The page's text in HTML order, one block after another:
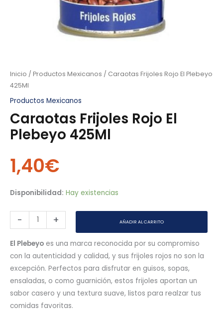
Inicio / Productos Mexicanos / Caraotas Frijoles Rojo El Plebeyo
425Ml
Productos Mexicanos
Caraotas Frijoles Rojo El
Plebeyo 425Ml
1,40€
Disponibilidad: Hay existencias
- + AÑADIR AL CARRITO
El Plebeyo es una marca reconocida por su compromiso
con la autenticidad y calidad, y sus frijoles rojos no son la
excepción. Perfectos para disfrutar en guisos, sopas,
ensaladas, o como guarnición, estos frijoles aportan un
sabor casero y una textura suave, listos para realzar tus
comidas favoritas.